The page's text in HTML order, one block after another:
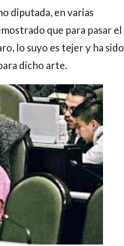
diputada, en varias
que para pasar el
lo suyo es tejer y ha sido
dicho arte.